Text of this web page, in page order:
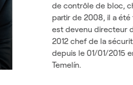
de contrôle de bloc,
partir de 2008, il a
est devenu directeur
2012 chef de la
depuis le 01/01/2015
Temelín.